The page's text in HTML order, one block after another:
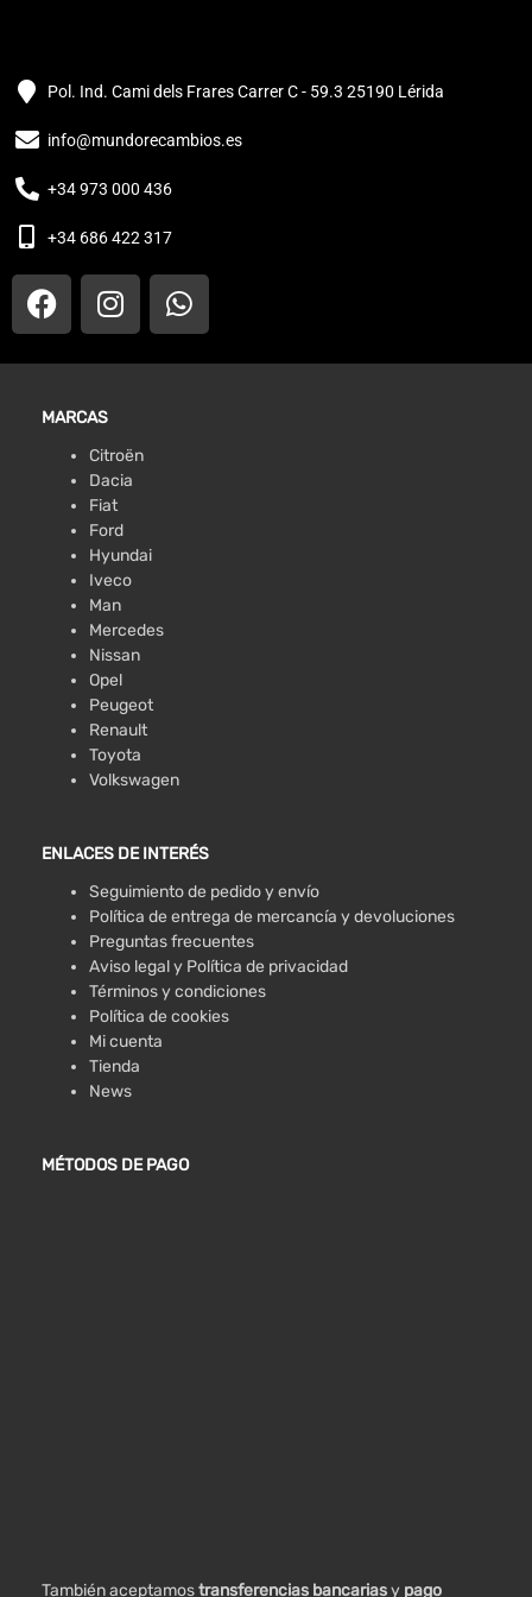
Pol. Ind. Cami dels Frares Carrer C - 59.3 25190 Lérida
info@mundorecambios.es
+34 973 000 436
+34 686 422 317
MARCAS
Citroën
Dacia
Fiat
Ford
Hyundai
Iveco
Man
Mercedes
Nissan
Opel
Peugeot
Renault
Toyota
Volkswagen
ENLACES DE INTERÉS
Seguimiento de pedido y envío
Política de entrega de mercancía y devoluciones
Preguntas frecuentes
Aviso legal y Política de privacidad
Términos y condiciones
Política de cookies
Mi cuenta
Tienda
News
MÉTODOS DE PAGO
También aceptamostransferencias bancariasy pago